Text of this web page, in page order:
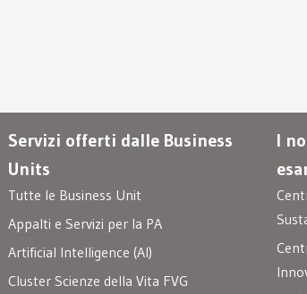
Servizi offerti dalle Business
Units
Tutte le Business Unit
Appalti e Servizi per la PA
Artificial Intelligence (AI)
Cluster Scienze della Vita FVG
I